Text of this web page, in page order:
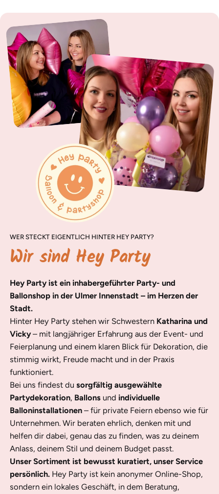
WER STECKT EIGENTLICH HINTER HEY PARTY?
Wir sind Hey Party
Hey Party ist ein inhabergeführter Party- und
Ballonshop in der Ulmer Innenstadt – im Herzen der
Stadt.
Hinter Hey Party stehen wir Schwestern Katharina und
Vicky– mit langjähriger Erfahrung aus der Event- und
Feierplanung und einem klaren Blick für Dekoration, die
stimmig wirkt, Freude macht und in der Praxis
funktioniert.
Bei uns findest du sorgfältig ausgewählte
Partydekoration, Ballons und individuelle
Balloninstallationen – für private Feiern ebenso wie für
Unternehmen. Wir beraten ehrlich, denken mit und
helfen dir dabei, genau das zu finden, was zu deinem
Anlass, deinem Stil und deinem Budget passt.
Unser Sortiment ist bewusst kuratiert, unser Service
persönlich. Hey Party ist kein anonymer Online-Shop,
sondern ein lokales Geschäft, in dem Beratung,